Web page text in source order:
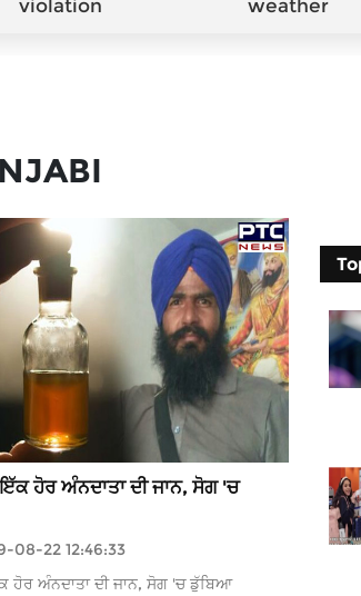
violation
weather
ਹੋਰ ਅੰਨਦਾਤਾ ਦੀ ਜਾਨ, ਸੋਗ 'ਚ
08-22 12:46:33
ਅੰਨਦਾਤਾ ਦੀ ਜਾਨ, ਸੋਗ 'ਚ ਡੁੱਬਿਆ